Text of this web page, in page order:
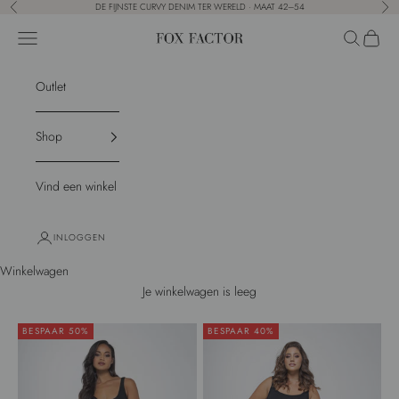
Naar inhoud
Vorige DE FIJNSTE CURVY DENIM TER WERELD · MAAT 42–54
Fox Factor
Menu Zoeken
Outlet
Shop
Vind een winkel
INLOGGEN
Winkelwagen
Je winkelwagen is leeg
BESPAAR 50% BESPAAR 40%